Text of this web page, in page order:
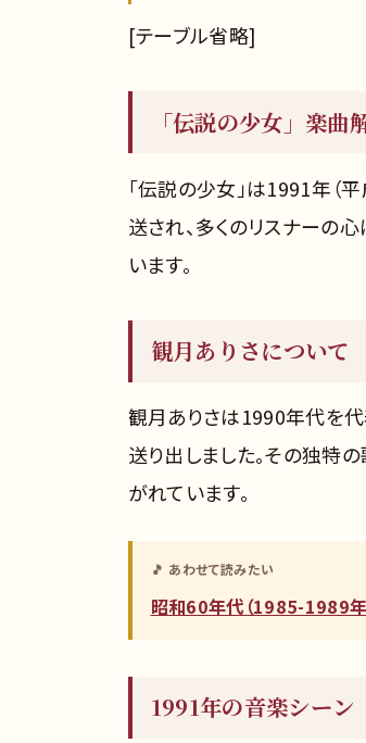
[テーブル省略]
「伝説の少女」楽曲
「伝説の少女」は1991年（
送され、多くのリスナーの
います。
観月ありさについて
観月ありさは1990年代を代
送り出しました。その独特
がれています。
🎵 あわせて読みたい
昭和60年代（1985-1989年
1991年の音楽シーン